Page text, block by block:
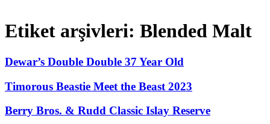
Etiket arşivleri: Blended Malt
Dewar’s Double Double 37 Year Old
Timorous Beastie Meet the Beast 2023
Berry Bros. & Rudd Classic Islay Reserve